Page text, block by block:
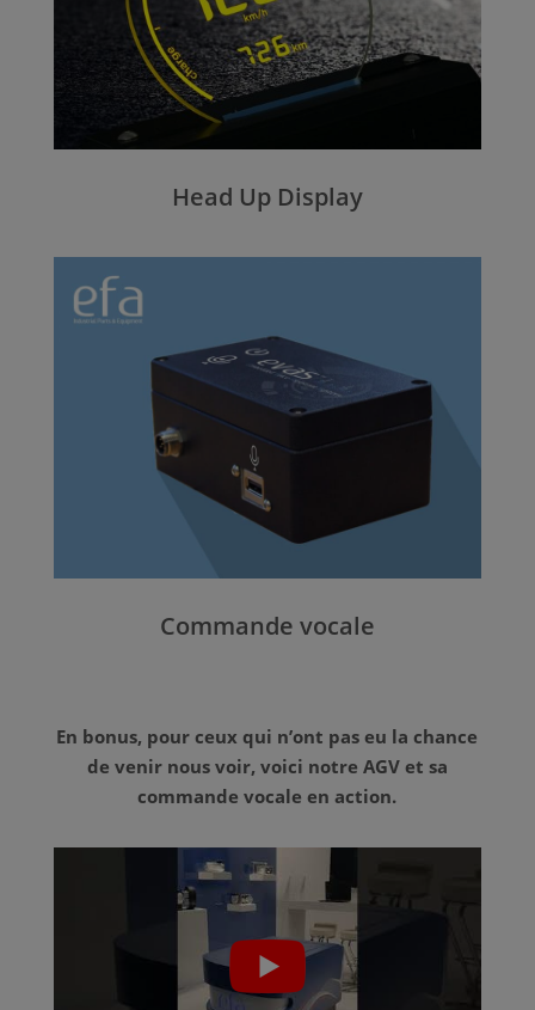
Head Up Display
Commande vocale
En bonus, pour ceux qui n’ont pas eu la chance
de venir nous voir, voici notre AGV et sa
commande vocale en action.